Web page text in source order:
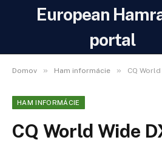
European
portal
Domov » Ham informácie » CQ
HAM INFORMÁCIE
CQ World Wide